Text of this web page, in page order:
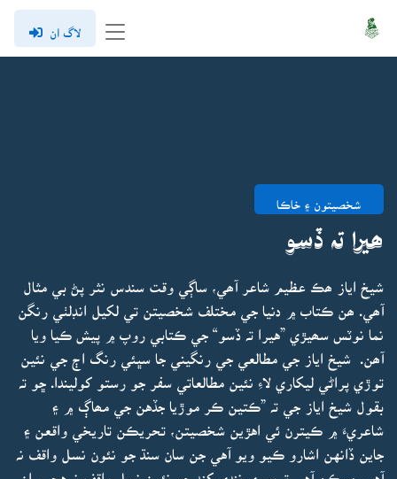
لاگ ان
شخصيتون ۽ خاڪا
ھيرا تہ ڏسو
شيخ اياز ھڪ عظيم شاعر آھي، ساڳي وقت سندس نثر پڻ بي مثال
آھي. ھن ڪتاب ۾ دنيا جي مختلف شخصيتن تي لکيل انڊلٺي رنگن
نما نوٽس سھيڙي ”هيرا تہ ڏسو“ جي ڪتابي روپ ۾ پيش ڪيا ويا
آھن. شيخ اياز جي مطالعي جي رنگيني جا سڀئي رنگ اڄ جي نئين
توڙي پراڻي ليکاري لاءِ نئين مطالعاتي سفر جو رستو کوليندا. ڇو تہ
بقول شيخ اياز جي تہ ”ڪتين ڪر موڙيا جڏهن جي مھاڳ ۾ ۽
شاعريءَ ۾ ڪيترن ئي اهڙين شخصيتن، تحريڪن تاريخي واقعن ۽
جاين ڏانهن اشارو ڪيو ويو آهي جن سان سنڌ جو نئون نسل واقف نہ
آهي. ممڪن آهي تہ پوري ننڍي کنڊ جو نئون نسل واقف نہ هجي. ان